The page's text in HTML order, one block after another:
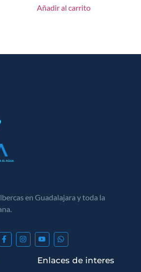
Añadir al carrito
en Guadalajara y toda la
Enlaces de interes